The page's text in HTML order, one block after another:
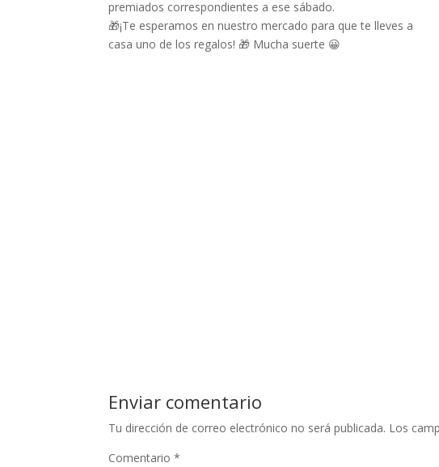
premiados correspondientes a ese sábado.
🎁¡Te esperamos en nuestro mercado para que te lleves a
casa uno de los regalos! 🎁 Mucha suerte 😀
Enviar comentario
Tu dirección de correo electrónico no será publicada. Los
Comentario*